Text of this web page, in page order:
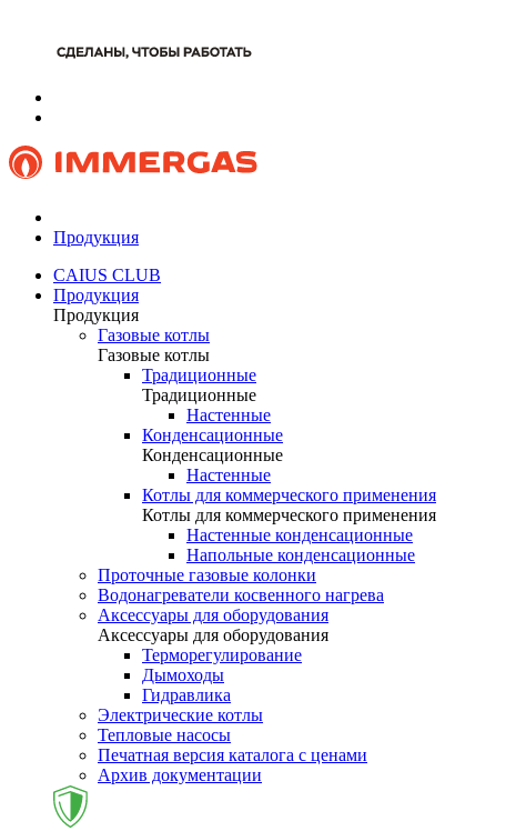
Продукция
CAIUS CLUB
Продукция
Продукция
Газовые котлы
Газовые котлы
Традиционные
Традиционные
Настенные
Конденсационные
Конденсационные
Настенные
Котлы для коммерческого применения
Котлы для коммерческого применения
Настенные конденсационные
Напольные конденсационные
Проточные газовые колонки
Водонагреватели косвенного нагрева
Аксессуары для оборудования
Аксессуары для оборудования
Терморегулирование
Дымоходы
Гидравлика
Электрические котлы
Тепловые насосы
Печатная версия каталога с ценами
Архив документации